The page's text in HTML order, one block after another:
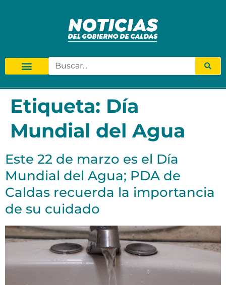
Etiqueta: Día
Mundial del Agua
Este 22 de marzo es el Día
Mundial del Agua; PDA de
Caldas recuerda la importancia
de su cuidado